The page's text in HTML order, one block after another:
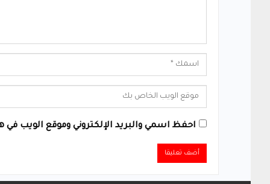
احفظ اسمي والبريد الإلكتروني وموقع الويب في